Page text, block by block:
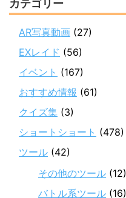
カテゴリー
AR写真動画 (27)
EXレイド (56)
イベント (167)
おすすめ情報 (61)
クイズ集 (3)
ショートショート (478)
ツール (42)
その他のツール (12)
バトル系ツール (16)